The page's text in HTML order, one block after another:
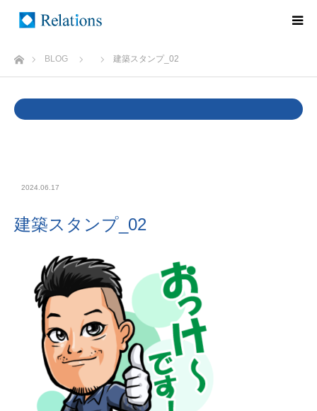
ホームBLOG 建築スタンプ_02
2024.06.17
建築スタンプ_02